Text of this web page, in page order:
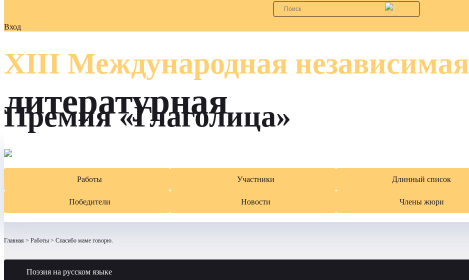
Вход
XIII Международная независимая
литературная
Премия «Глаголица»
Работы Участники Длинный список
Победители Новости Члены жюри
Главная Работы Спасибо маме говорю.
Поэзия на русском языке